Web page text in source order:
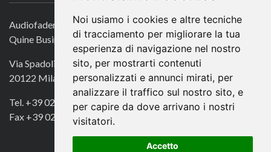
Noi usiamo i cookies e altre tecniche
di tracciamento per migliorare la tua
esperienza di navigazione nel nostro
sito, per mostrarti contenuti
personalizzati e annunci mirati, per
analizzare il traffico sul nostro sito, e
per capire da dove arrivano i nostri
visitatori.
Accetto
Audiofader.com
Quine Business Publisher
Via Spadolini 7
20122 Milano
Tel. +39 02 49756990
Fax +39 02 72016740